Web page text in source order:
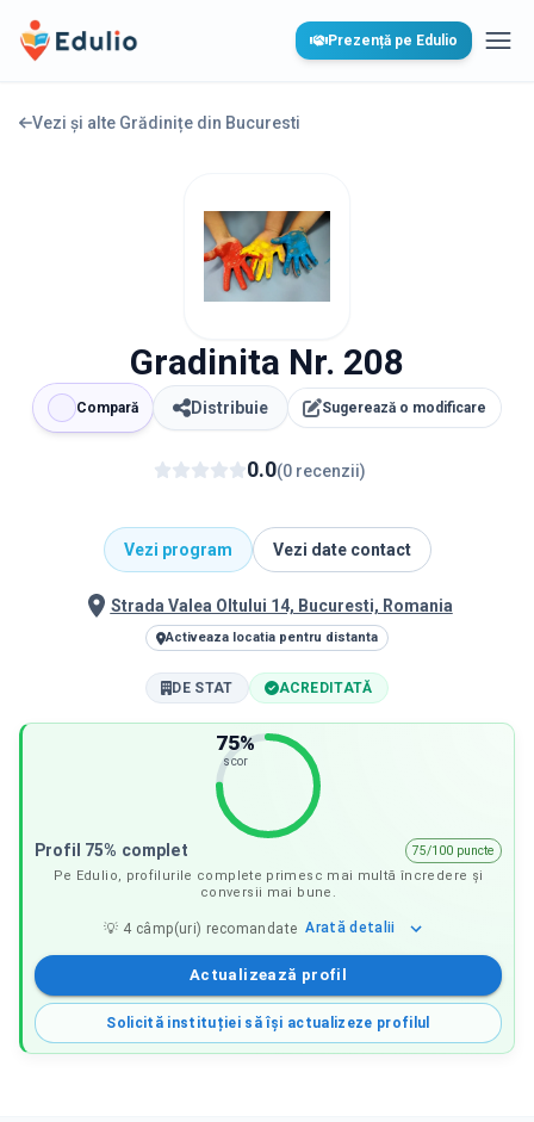
Edulio Prezență pe Edulio
Vezi și alte Grădinițe din Bucuresti
Gradinita Nr. 208
Compară Distribuie Sugerează o modificare
0.0(0 recenzii)
Vezi program Vezi date contact
Strada Valea Oltului 14, Bucuresti, Romania
Activeaza locatia pentru distanta
DE STAT ACREDITATĂ
75%
scor
Profil 75% complet
75/100 puncte
Pe Edulio, profilurile complete primesc mai multă încredere și
conversii mai bune.
💡 4 câmp(uri) recomandate Arată detalii
Actualizează profil
Solicită instituției să își actualizeze profilul